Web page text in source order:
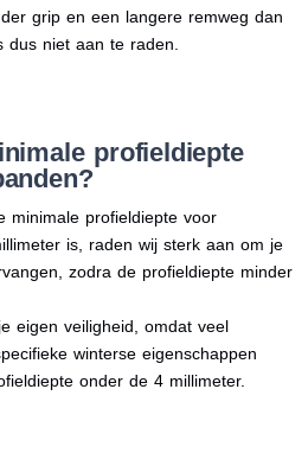
grip en een langere remweg dan
dus niet aan te raden.
profieldiepte
minimale profieldiepte voor
is, raden wij sterk aan om je
zodra de profieldiepte minder
eigen veiligheid, omdat veel
winterse eigenschappen
onder de 4 millimeter.